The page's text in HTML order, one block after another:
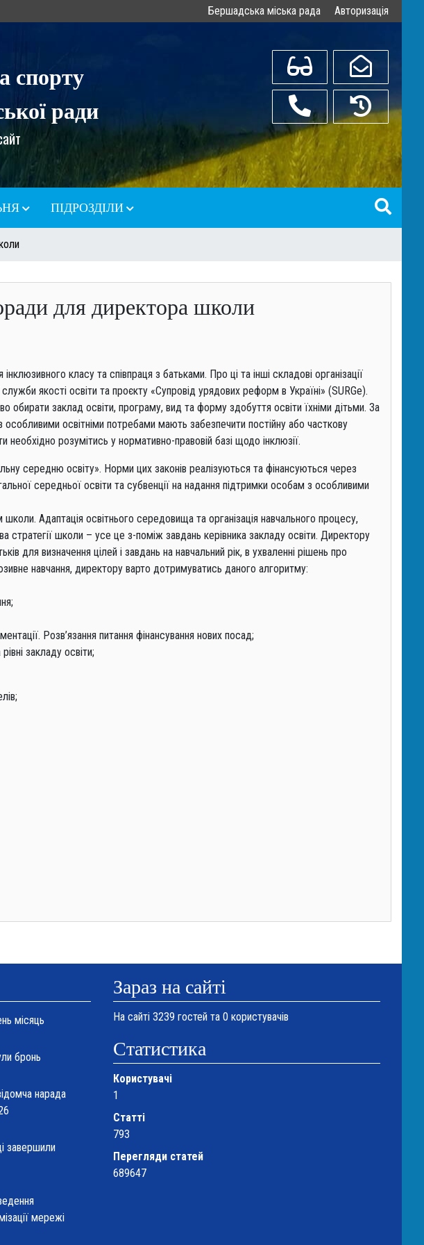
Бершадська міська рада Авторизація
спорту
ради
З вадами зору
(04352) 2-17-84 Старий сайт
ПІДРОЗДІЛИ
для директора школи
класу та співпраця з батьками. Про ці та інші складові організації
якості освіти та проєкту «Супровід урядових реформ в Україні» (SURGe).
обирати заклад освіти, програму, вид та форму здобуття освіти їхніми дітьми. За
освітніми потребами мають забезпечити постійну або часткову
необхідно розумітись у нормативно-правовій базі щодо інклюзії.
середню освіту». Норми цих законів реалізуються та фінансуються через
середньої освіти та субвенції на надання підтримки особам з особливими
Адаптація освітнього середовища та організація навчального процесу,
стратегії школи – усе це з-поміж завдань керівника закладу освіти. Директору
для визначення цілей і завдань на навчальний рік, в ухваленні рішень про
навчання, директору варто дотримуватись даного алгоритму:
Розв’язання питання фінансування нових посад;
закладу освіти;
місяць
бронь
нарада
завершили
мережі
Зараз на сайті
На сайті 3239 гостей та 0 користувачів
Статистика
Користувачі
1
Статті
793
Перегляди статей
689647